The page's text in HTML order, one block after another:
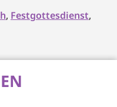
, Festgottesdienst,